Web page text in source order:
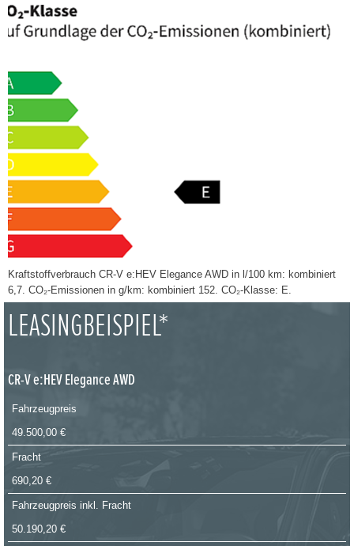
Kraftstoffverbrauch CR-V e:HEV Elegance AWD in l/100 km: kombiniert
6,7. CO₂-Emissionen in g/km: kombiniert 152. CO₂-Klasse: E.
LEASINGBEISPIEL*
CR-V e:HEV Elegance AWD
Fahrzeugpreis
49.500,00 €
Fracht
690,20 €
Fahrzeugpreis inkl. Fracht
50.190,20 €